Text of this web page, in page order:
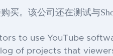
买。该公司还在测试与
to use YouTube
of projects that